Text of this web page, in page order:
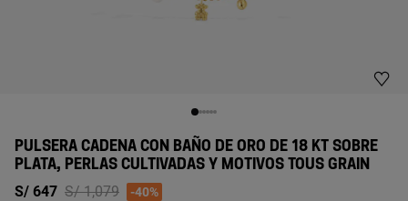
PULSERA CADENA CON BAÑO DE ORO DE 18 KT SOBRE
PLATA, PERLAS CULTIVADAS Y MOTIVOS TOUS GRAIN
S/ 647 Price reduced from
S/ 1,079to-40%